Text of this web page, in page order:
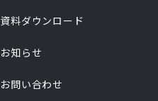
資料ダウンロード
お知らせ
お問い合わせ